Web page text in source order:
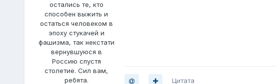
остались те, кто
способен выжить и
остаться человеком в
эпоху стукачей и
фашизма, так некстати
вернувшуюся в
Россию спустя
столетие. Сил вам,
ребята.
Цитата